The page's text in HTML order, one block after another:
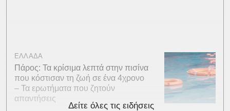
ΕΛΛΑΔΑ
Πάρος: Τα κρίσιμα λεπτά στην πισίνα
που κόστισαν τη ζωή σε ένα 4χρονο
– Τα ερωτήματα που ζητούν
απαντήσεις
Δείτε όλες τις ειδήσεις